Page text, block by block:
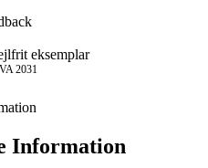
eksemplar
VA 2031
Information